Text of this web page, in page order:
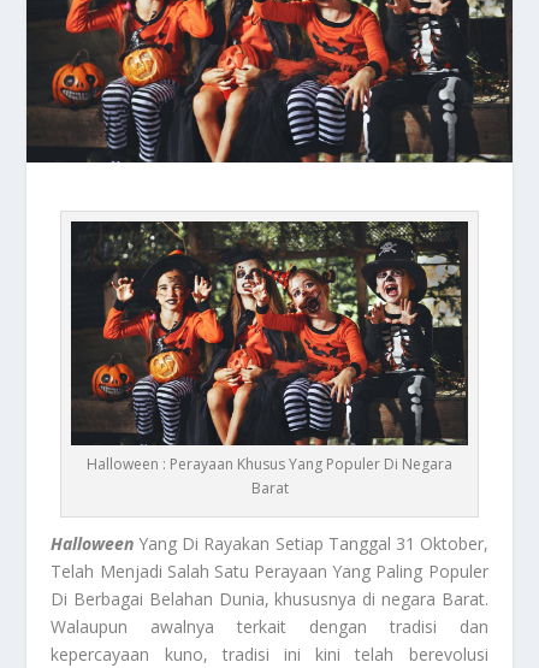
Halloween : Perayaan Khusus Yang Populer Di Negara
Barat
Halloween Yang Di Rayakan Setiap Tanggal 31 Oktober,
Telah Menjadi Salah Satu Perayaan Yang Paling Populer
Di Berbagai Belahan Dunia, khususnya di negara Barat.
Walaupun awalnya terkait dengan tradisi dan
kepercayaan kuno, tradisi ini kini telah berevolusi